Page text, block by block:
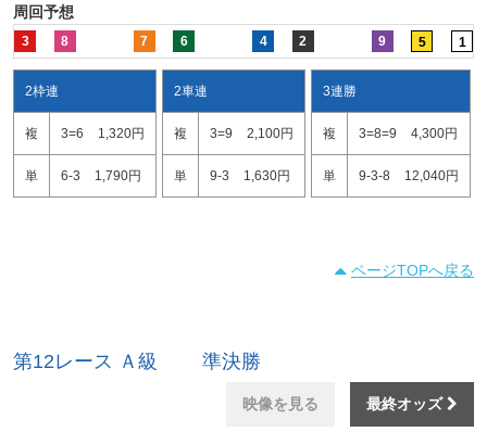
周回予想
3 8 7 6 4 2 9 5 1
2枠連
複 3=6 1,320円
単 6-3 1,790円
2車連
複 3=9 2,100円
単 9-3 1,630円
3連勝
複 3=8=9 4,300円
単 9-3-8 12,040円
ページTOPへ戻る
第12レース Ａ級 準決勝
映像を見る 最終オッズ